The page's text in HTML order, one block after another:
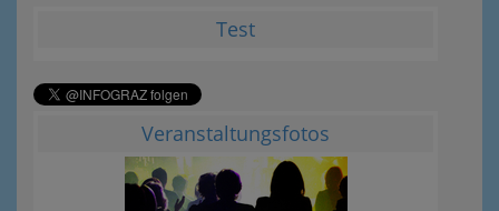
Test
Veranstaltungsfotos